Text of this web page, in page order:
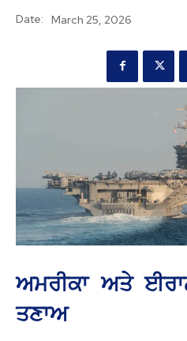
Date: March 25, 2026
ਅਮਰੀਕਾ ਅਤੇ
ਤਣਾਅ